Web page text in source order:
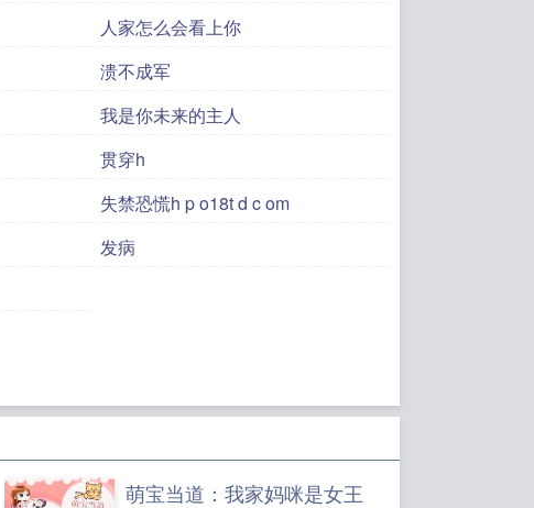
人家怎么会看上你
溃不成军
我是你未来的主人
贯穿h
失禁恐慌h p o18t d c om
发病
萌宝当道：我家妈咪是女王